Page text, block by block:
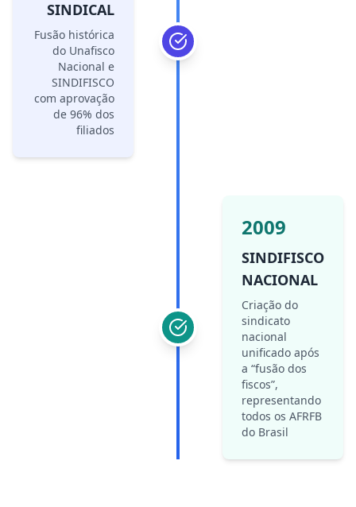
SINDICAL
Fusão histórica
do Unafisco
Nacional e
SINDIFISCO
com aprovação
de 96% dos
filiados
2009
SINDIFISCO
NACIONAL
Criação do
sindicato
nacional
unificado após
a “fusão dos
fiscos”,
representando
todos os AFRFB
do Brasil